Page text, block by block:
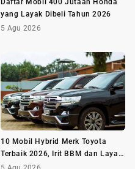
yang Layak Dibeli Tahun 2026
5 Agu 2026
10 Mobil Hybrid Merk Toyota
Terbaik 2026, Irit BBM dan Layak
Dibeli